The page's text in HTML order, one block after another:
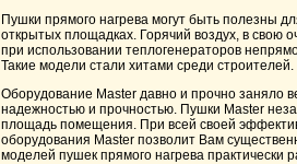
Пушки прямого нагрева могут быть полезны
открытых площадках. Горячий воздух, в свою
при использовании теплогенераторов
Такие модели стали хитами среди строителей.
Оборудование Master давно и прочно заняло
надежностью и прочностью. Пушки Master
площадь помещения. При всей своей
оборудования Master позволит Вам
моделей пушек прямого нагрева практически